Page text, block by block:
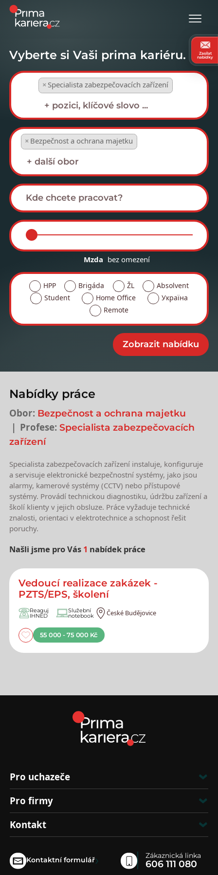
Vyberte si Vaši prima kariéru.
× Specialista zabezpečovacích zařízení
× Bezpečnost a ochrana majetku
Mzda bez omezení
HPP Brigáda ŽL
Absolvent
Student
Home Office
Україна
Remote
Nabídky práce
Obor: Bezpečnost a ochrana majetku
Profese: Specialista zabezpečovacích
zařízení
Specialista zabezpečovacích zařízení instaluje, konfiguruje
a servisuje elektronické bezpečnostní systémy, jako jsou
alarmy, kamerové systémy (CCTV) nebo přístupové
systémy. Provádí technickou diagnostiku, údržbu zařízení a
školí klienty v jejich obsluze. Práce vyžaduje technické
znalosti, orientaci v elektrotechnice a schopnost řešit
poruchy.
Našli jsme pro Vás 1 nabídek práce
Nejnovější nabídky práce
Vedoucí realizace zakázek -
PZTS/EPS, školení
Reaguj
IHNED
Služební
notebook České Budějovice
55 000 - 75 000 Kč
Zasílat
nabídky
Pro uchazeče
Pro firmy
Kontakt
Kontaktní formulář› Zákaznická linka
606 111 080